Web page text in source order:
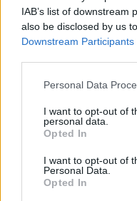
IAB’s list of downstream
also be disclosed by us
Downstream Participants
Please note that this
not limited to your visit
grant or deny consent to
use your data for below
consent section.
Personal Data
I want to opt-out of
personal data.
Opted In
I want to opt-out of
Personal Data.
Opted In
Felhasználónév
Elfelejtette jelszavát?
Kertészeti, kerti